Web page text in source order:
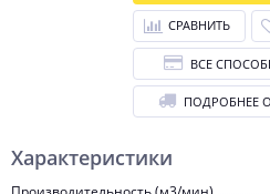
Характеристики
СРАВНИТЬ
ВСЕ
ПОДРОБНЕЕ